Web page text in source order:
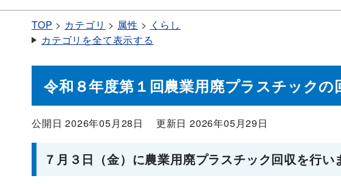
TOP カテゴリ 属性
くらし
カテゴリを全て表示する
令和８年度第１回農業用廃プラスチックの
公開日 2026年05月28日 更新日 2026年05月29日
７月３日（金）に農業用廃プラスチック回収を行い